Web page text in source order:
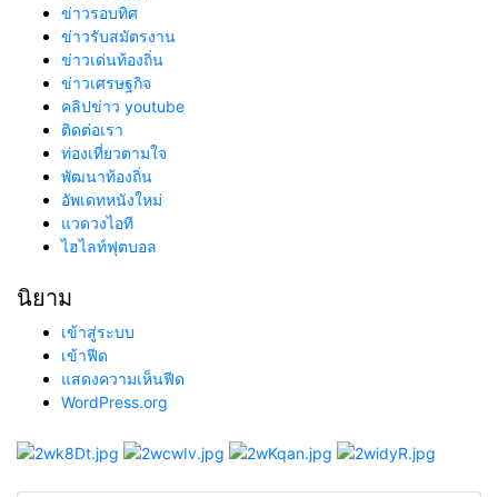
ข่าวรอบทิศ
ข่าวรับสมัตรงาน
ข่าวเด่นท้องถิ่น
ข่าวเศรษฐกิจ
คลิปข่าว youtube
ติดต่อเรา
ท่องเที่ยวตามใจ
พัฒนาท้องถิ่น
อัพเดทหนังใหม่
แวดวงไอที
ไฮไลท์ฟุตบอล
นิยาม
เข้าสู่ระบบ
เข้าฟีด
แสดงความเห็นฟีด
WordPress.org